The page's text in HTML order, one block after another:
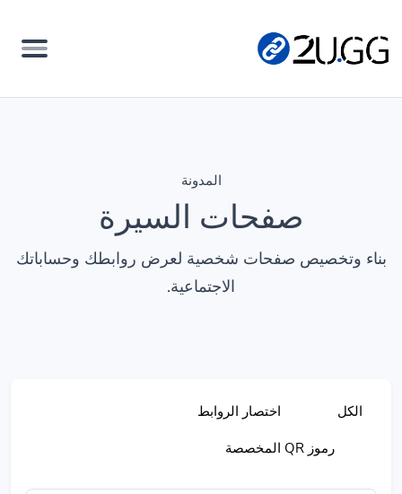
المدونة
صفحات السيرة
بناء وتخصيص صفحات شخصية لعرض روابطك وحساباتك
الاجتماعية.
الكل اختصار الروابط
رموز QR المخصصة